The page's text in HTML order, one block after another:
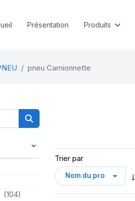
Présentation Produits
pneu Camionnette
(104)
Trier par